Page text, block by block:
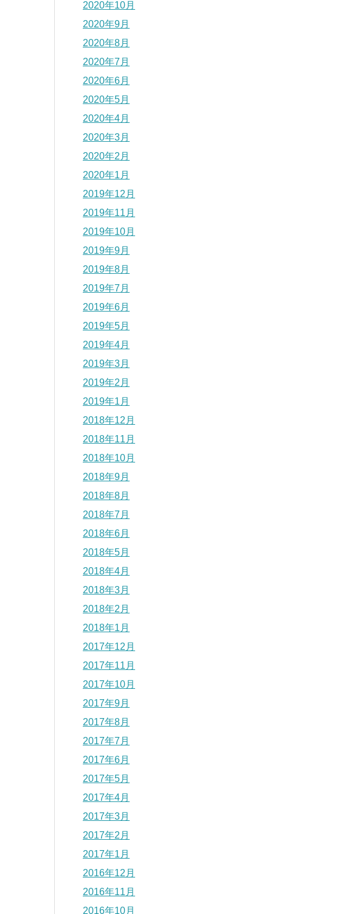
2020年10月
2020年9月
2020年8月
2020年7月
2020年6月
2020年5月
2020年4月
2020年3月
2020年2月
2020年1月
2019年12月
2019年11月
2019年10月
2019年9月
2019年8月
2019年7月
2019年6月
2019年5月
2019年4月
2019年3月
2019年2月
2019年1月
2018年12月
2018年11月
2018年10月
2018年9月
2018年8月
2018年7月
2018年6月
2018年5月
2018年4月
2018年3月
2018年2月
2018年1月
2017年12月
2017年11月
2017年10月
2017年9月
2017年8月
2017年7月
2017年6月
2017年5月
2017年4月
2017年3月
2017年2月
2017年1月
2016年12月
2016年11月
2016年10月